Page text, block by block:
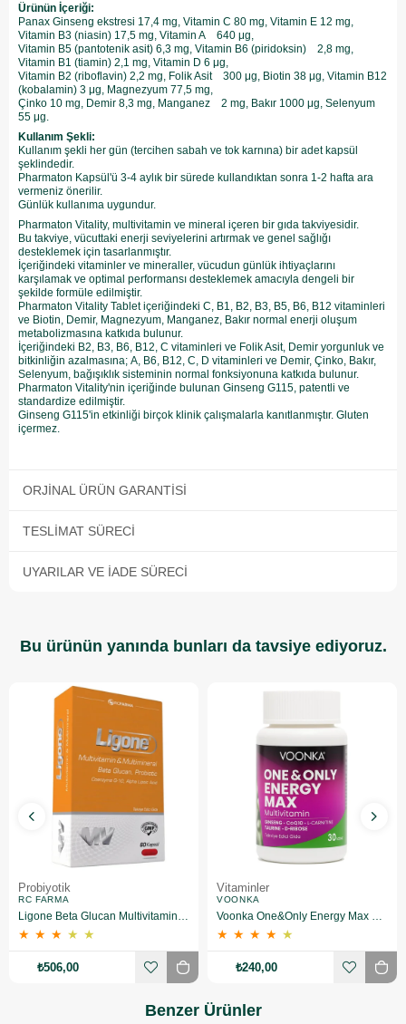
Ürünün İçeriği:
Panax Ginseng ekstresi 17,4 mg, Vitamin C 80 mg, Vitamin E 12 mg,
Vitamin B3 (niasin) 17,5 mg, Vitamin A 640 μg,
Vitamin B5 (pantotenik asit) 6,3 mg, Vitamin B6 (piridoksin) 2,8 mg,
Vitamin B1 (tiamin) 2,1 mg, Vitamin D 6 μg,
Vitamin B2 (riboflavin) 2,2 mg, Folik Asit 300 μg, Biotin 38 μg, Vitamin B12
(kobalamin) 3 μg, Magnezyum 77,5 mg,
Çinko 10 mg, Demir 8,3 mg, Manganez 2 mg, Bakır 1000 μg, Selenyum
55 μg.
Kullanım Şekli:
​Kullanım şekli her gün (tercihen sabah ve tok karnına) bir adet kapsül
şeklindedir.
Pharmaton Kapsül'ü 3-4 aylık bir sürede kullandıktan sonra 1-2 hafta ara
vermeniz önerilir.
Günlük kullanıma uygundur.
Pharmaton Vitality, multivitamin ve mineral içeren bir gıda takviyesidir.
Bu takviye, vücuttaki enerji seviyelerini artırmak ve genel sağlığı
desteklemek için tasarlanmıştır.
İçeriğindeki vitaminler ve mineraller, vücudun günlük ihtiyaçlarını
karşılamak ve optimal performansı desteklemek amacıyla dengeli bir
şekilde formüle edilmiştir.
Pharmaton Vitality Tablet içeriğindeki C, B1, B2, B3, B5, B6, B12 vitaminleri
ve Biotin, Demir, Magnezyum, Manganez, Bakır normal enerji oluşum
metabolizmasına katkıda bulunur.
İçeriğindeki B2, B3, B6, B12, C vitaminleri ve Folik Asit, Demir yorgunluk ve
bitkinliğin azalmasına; A, B6, B12, C, D vitaminleri ve Demir, Çinko, Bakır,
Selenyum, bağışıklık sisteminin normal fonksiyonuna katkıda bulunur.
Pharmaton Vitality'nin içeriğinde bulunan Ginseng G115, patentli ve
standardize edilmiştir.
Ginseng G115'in etkinliği birçok klinik çalışmalarla kanıtlanmıştır. Gluten
içermez.
ORJINAL ÜRÜN GARANTISI
TESLIMAT SÜRECI
UYARILAR VE İADE SÜRECI
Bu ürünün yanında bunları da tavsiye ediyoruz.
Probiyotik
RC FARMA
★ ★ ★ ★ ★
₺506,00
Vitaminler
VOONKA
★ ★ ★ ★ ★
₺240,00
Benzer Ürünler